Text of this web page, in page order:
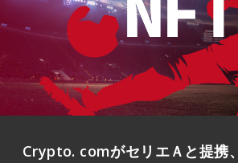
Crypto. comがセリエＡと提携